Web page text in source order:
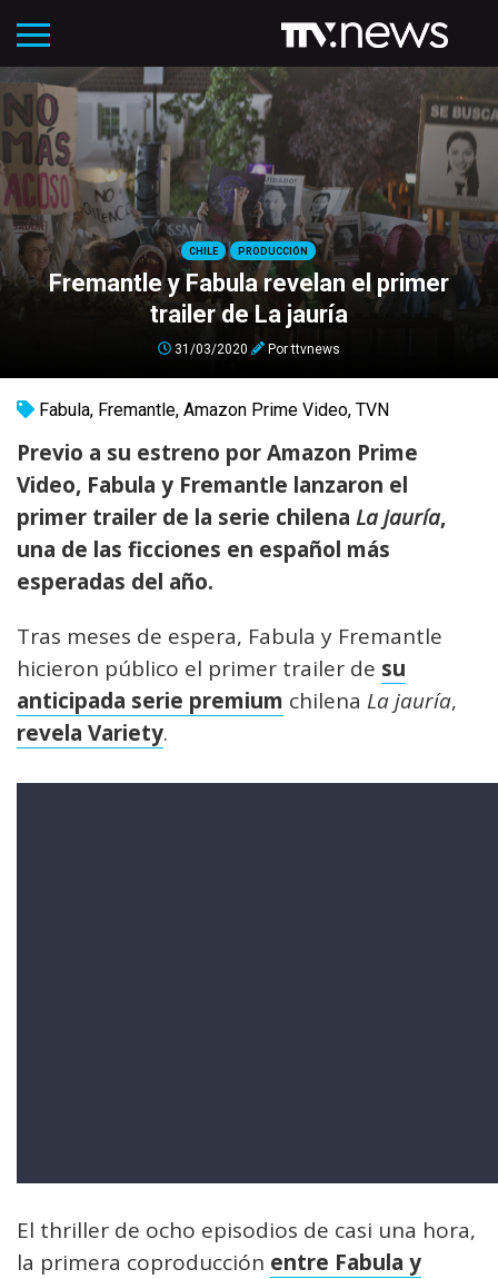
CHILE PRODUCCIÓN
Fremantle y Fabula revelan el primer
trailer de La jauría
31/03/2020 Porttvnews
Fabula, Fremantle, Amazon Prime Video, TVN
Previo a su estreno por Amazon Prime
Video, Fabula y Fremantle lanzaron el
primer trailer de la serie chilena La jauría,
una de las ficciones en español más
esperadas del año.
Tras meses de espera, Fabula y Fremantle
hicieron público el primer trailer de su
anticipada serie premium chilena La jauría,
revela Variety.
El thriller de ocho episodios de casi una hora,
la primera coproducción entre Fabula y